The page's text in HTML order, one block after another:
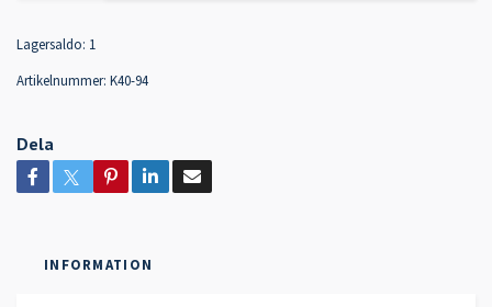
Lagersaldo: 1
Artikelnummer: K40-94
Dela
INFORMATION